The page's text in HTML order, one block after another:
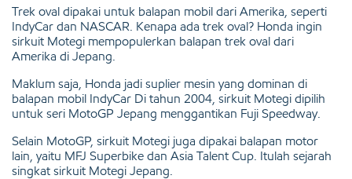
Trek oval dipakai untuk balapan mobil dari Amerika, seperti
IndyCar dan NASCAR. Kenapa ada trek oval? Honda ingin
sirkuit Motegi mempopulerkan balapan trek oval dari
Amerika di Jepang.
Maklum saja, Honda jadi suplier mesin yang dominan di
balapan mobil IndyCar Di tahun 2004, sirkuit Motegi dipilih
untuk seri MotoGP Jepang menggantikan Fuji Speedway.
Selain MotoGP, sirkuit Motegi juga dipakai balapan motor
lain, yaitu MFJ Superbike dan Asia Talent Cup. Itulah sejarah
singkat sirkuit Motegi Jepang.